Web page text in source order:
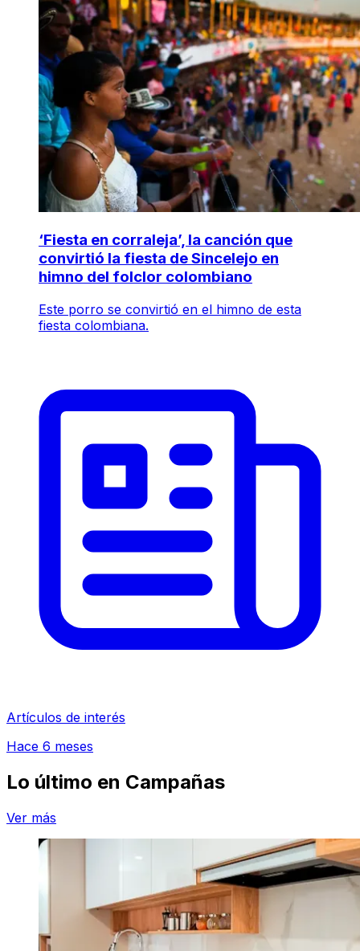
‘Fiesta en corraleja’, la canción que
convirtió la fiesta de Sincelejo en
himno del folclor colombiano
Este porro se convirtió en el himno de esta
fiesta colombiana.
Artículos de interés
Hace 6 meses
Lo último en Campañas
Ver más